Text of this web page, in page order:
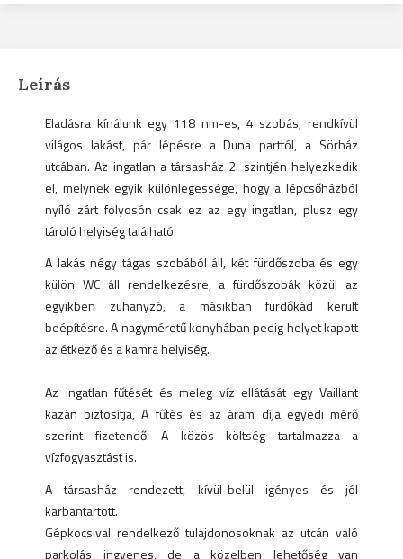
Leírás
Eladásra kínálunk egy 118 nm-es, 4 szobás, rendkívül
világos lakást, pár lépésre a Duna parttól, a Sörház
utcában. Az ingatlan a társasház 2. szintjén helyezkedik
el, melynek egyik különlegessége, hogy a lépcsőházból
nyíló zárt folyosón csak ez az egy ingatlan, plusz egy
tároló helyiség található.
A lakás négy tágas szobából áll, két fürdőszoba és egy
külön WC áll rendelkezésre, a fürdőszobák közül az
egyikben zuhanyzó, a másikban fürdőkád került
beépítésre. A nagyméretű konyhában pedig helyet kapott
az étkező és a kamra helyiség.
Az ingatlan fűtését és meleg víz ellátását egy Vaillant
kazán biztosítja, A fűtés és az áram díja egyedi mérő
szerint fizetendő. A közös költség tartalmazza a
vízfogyasztást is.
A társasház rendezett, kívül-belül igényes és jól
karbantartott.
Gépkocsival rendelkező tulajdonosoknak az utcán való
parkolás ingyenes, de a közelben lehetőség van